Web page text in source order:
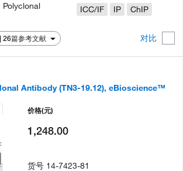
26篇参考文献 对比
Polyclonal
ICC/IF
IP ChIP
Antibody (TN3-19.12), eBioscience™
价格(元)
1,248.00
货号 14-7423-81